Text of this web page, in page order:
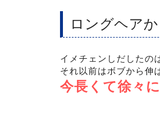
ロングヘア
イメチェンしだしたの
それ以前はボブから伸
今長くて徐々